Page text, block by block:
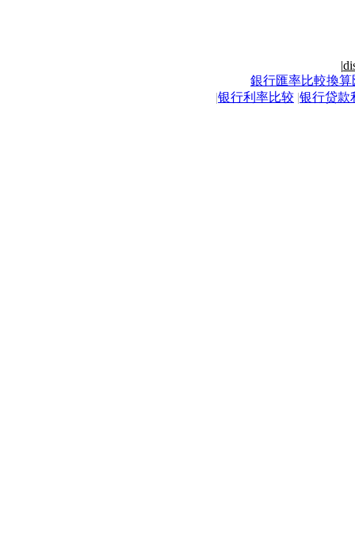
|
銀行匯率比較換算
|银行利率比较 |银行贷款